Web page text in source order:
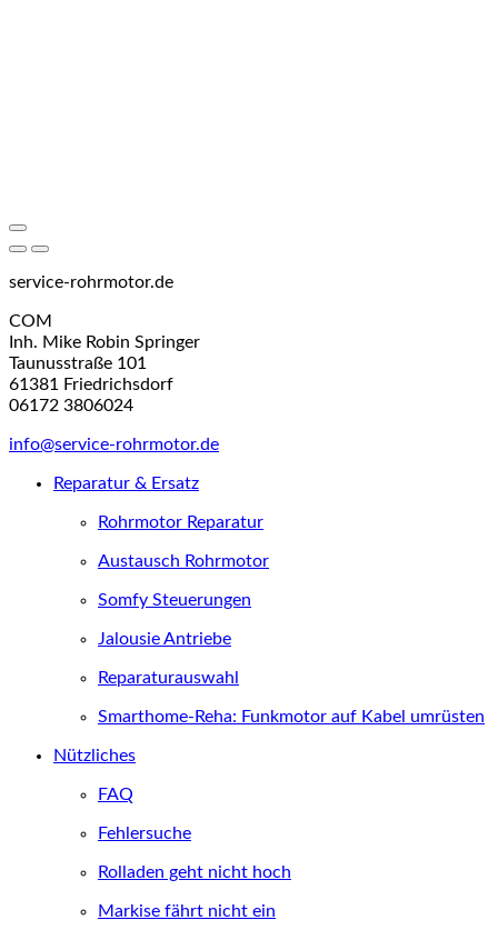
service-rohrmotor.de
COM
Inh. Mike Robin Springer
Taunusstraße 101
61381 Friedrichsdorf
06172 3806024
info@service-rohrmotor.de
Reparatur & Ersatz
Rohrmotor Reparatur
Austausch Rohrmotor
Somfy Steuerungen
Jalousie Antriebe
Reparaturauswahl
Smarthome-Reha: Funkmotor auf Kabel umrüsten
Nützliches
FAQ
Fehlersuche
Rolladen geht nicht hoch
Markise fährt nicht ein